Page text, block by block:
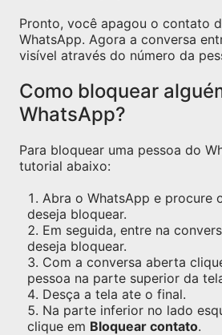
Pronto, você apagou o contato
WhatsApp. Agora a conversa
visível através do número da
Como bloquear
WhatsApp?
Para bloquear uma pessoa do
tutorial abaixo:
Abra o WhatsApp e procure
deseja bloquear.
Em seguida, entre na
deseja bloquear.
Com a conversa aberta
pessoa na parte superior da
Desça a tela ate o final.
Na parte inferior no lado
clique em Bloquear contato.